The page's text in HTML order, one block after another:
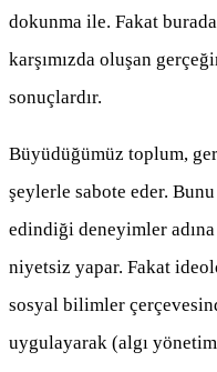
dokunma ile. Fakat
karşımızda oluşan
sonuçlardır.
Büyüdüğümüz toplum,
şeylerle sabote eder.
edindiği deneyimler
niyetsiz yapar. Fakat
sosyal bilimler
uygulayarak (algı